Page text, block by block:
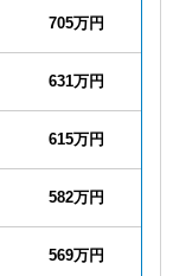
705万円
631万円
615万円
582万円
569万円